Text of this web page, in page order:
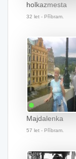
holkazmesta
32 let - Příbram.
Majdalenka
57 let - Příbram.